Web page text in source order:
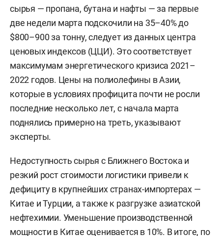
сырья — пропана, бутана и нафты — за первые
две недели марта подскочили на 35–40% до
$800–900 за тонну, следует из данных центра
ценовых индексов (ЦЦИ). Это соответствует
максимумам энергетического кризиса 2021–
2022 годов. Цены на полиолефины в Азии,
которые в условиях профицита почти не росли
последние несколько лет, с начала марта
поднялись примерно на треть, указывают
эксперты.
Недоступность сырья с Ближнего Востока и
резкий рост стоимости логистики привели к
дефициту в крупнейших странах-импортерах —
Китае и Турции, а также к разгрузке азиатской
нефтехимии. Уменьшение производственной
мощности в Китае оценивается в 10%. В итоге, по